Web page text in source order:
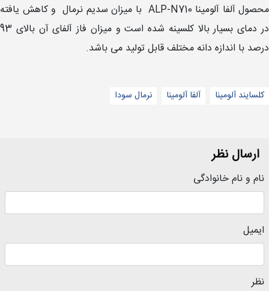
محصول آلفا آلومینا ALP-N710 با میزان سدیم نرمال و کاهش یافته
در دمای بسیار بالا کلسینه شده است و میزان فاز آلفای آن بالای 93
درصد با اندازه دانه مختلف قابل تولید می باشد.
کلسایند آلومینا آلفا آلومینا نرمال سودا
ارسال نظر
نام و نام خانوادگی
ایمیل
نظر